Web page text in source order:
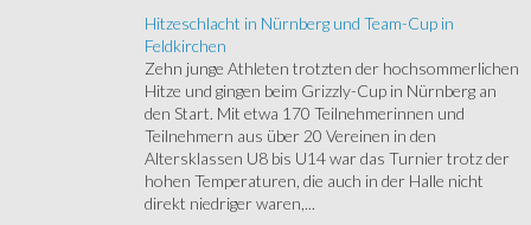
Hitzeschlacht in Nürnberg und Team-Cup in
Feldkirchen
Zehn junge Athleten trotzten der hochsommerlichen
Hitze und gingen beim Grizzly-Cup in Nürnberg an
den Start. Mit etwa 170 Teilnehmerinnen und
Teilnehmern aus über 20 Vereinen in den
Altersklassen U8 bis U14 war das Turnier trotz der
hohen Temperaturen, die auch in der Halle nicht
direkt niedriger waren,...